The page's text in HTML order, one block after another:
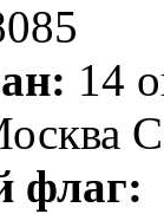
14
флаг: